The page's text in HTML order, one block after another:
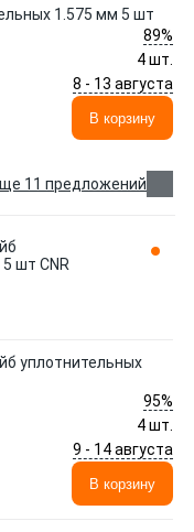
1.575 мм 5 шт
89%
4 шт.
8 - 13 августа
В корзину
11 предложений
шт CNR
уплотнительных
95%
4 шт.
9 - 14 августа
В корзину